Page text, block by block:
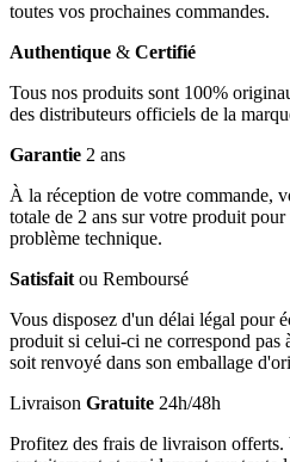
toutes vos prochaines commandes.
Authentique & Certifié
Tous nos produits sont 100%
des distributeurs officiels de la
Garantie 2 ans
À la réception de votre commande,
totale de 2 ans sur votre produit
problème technique.
Satisfait ou Remboursé
Vous disposez d'un délai légal pour
produit si celui-ci ne correspond pas
soit renvoyé dans son emballage
Livraison Gratuite 24h/48h
Profitez des frais de livraison offerts.